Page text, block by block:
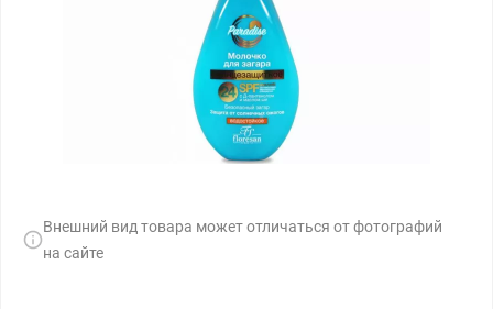
Внешний вид товара может отличаться от фотографий
на сайте